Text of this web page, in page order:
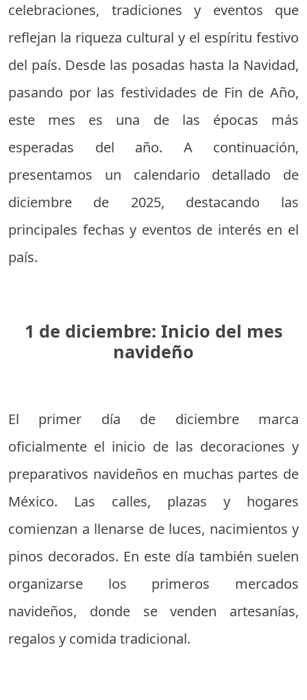
celebraciones, tradiciones y eventos que
reflejan la riqueza cultural y el espíritu festivo
del país. Desde las posadas hasta la Navidad,
pasando por las festividades de Fin de Año,
este mes es una de las épocas más
esperadas del año. A continuación,
presentamos un calendario detallado de
diciembre de 2025, destacando las
principales fechas y eventos de interés en el
país.
1 de diciembre: Inicio del mes
navideño
El primer día de diciembre marca
oficialmente el inicio de las decoraciones y
preparativos navideños en muchas partes de
México. Las calles, plazas y hogares
comienzan a llenarse de luces, nacimientos y
pinos decorados. En este día también suelen
organizarse los primeros mercados
navideños, donde se venden artesanías,
regalos y comida tradicional.